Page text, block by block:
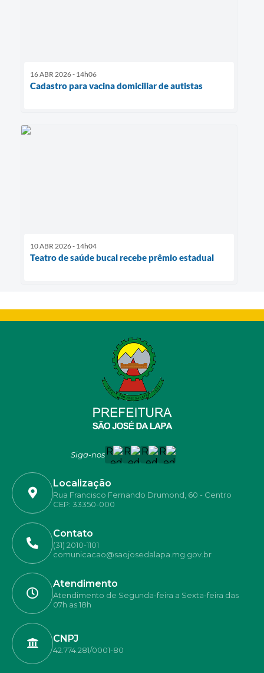
16 ABR 2026 - 14h06
Cadastro para vacina domiciliar de autistas
10 ABR 2026 - 14h04
Teatro de saúde bucal recebe prêmio estadual
Siga-nos
Localização
Rua Francisco Fernando Drumond, 60 - Centro
CEP: 33350-000
Contato
(31) 2010-1101
comunicacao@saojosedalapa.mg.gov.br
Atendimento
Atendimento de Segunda-feira a Sexta-feira das
07h as 18h
CNPJ
42.774.281/0001-80